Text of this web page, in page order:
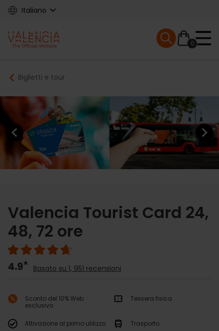
Skip
content
Italiano
Main
navigation
0
Mobile menu
Breadcrumb
Biglietti e tour
Previous element Next
Valencia Tourist Card 24,
48, 72 ore
4.9 Basato su 1, 951 recensioni
Sconto del 10% Web
esclusivo
Tessera fisica
Attivazione al primo utilizzo Trasporto